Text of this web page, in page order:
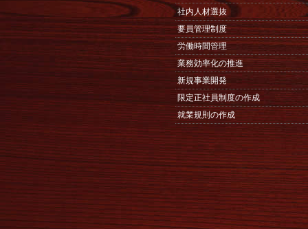
社内人材選抜
要員管理制度
労働時間管理
業務効率化の推進
新規事業開発
限定正社員制度の作成
就業規則の作成